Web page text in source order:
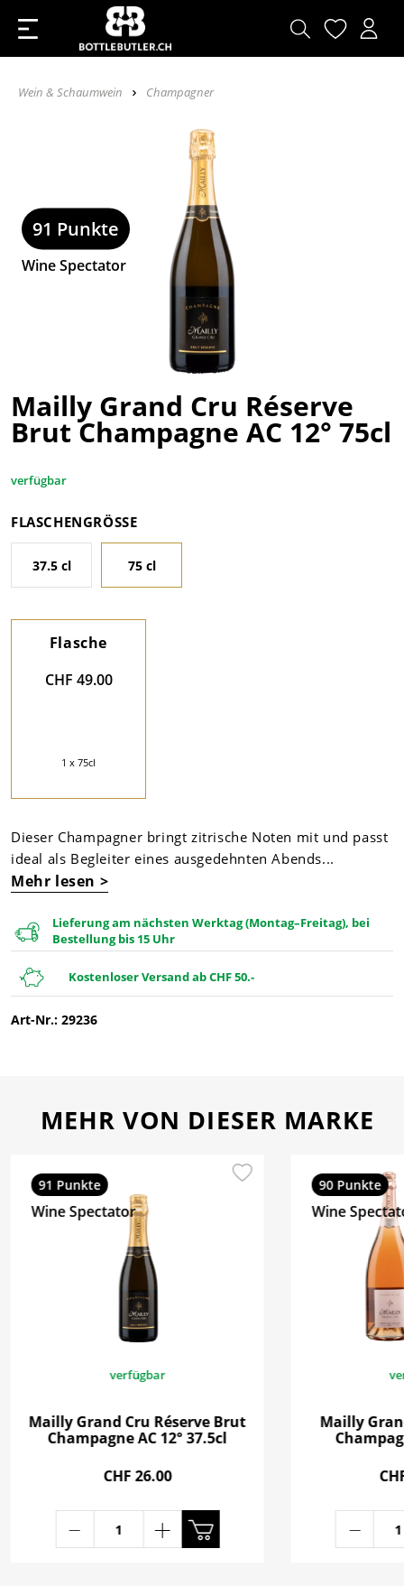
Wein & Schaumwein Champagner
91 Punkte
Wine Spectator
Mailly Grand Cru Réserve
Brut Champagne AC 12° 75cl
verfügbar
FLASCHENGRÖSSE
75 cl
37.5 cl
Flasche
CHF 49.00
1 x 75cl
Dieser Champagner bringt zitrische Noten mit und passt
ideal als Begleiter eines ausgedehnten Abends...
Mehr lesen >
Lieferung am nächsten Werktag (Montag–Freitag), bei
Bestellung bis 15 Uhr
Kostenloser Versand ab CHF 50.-
Art-Nr.: 29236
MEHR VON DIESER MARKE
91 Punkte
Wine Spectator
verfügbar
Mailly Grand Cru Réserve Brut
Champagne AC 12° 37.5cl
CHF 26.00
90 Punkte
Wine
Mailly